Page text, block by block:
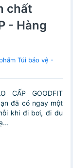
chất
- Hàng
Túi bảo vệ -
CẤP GOODFIT
đã có ngay một
khi đi bơi, đi du